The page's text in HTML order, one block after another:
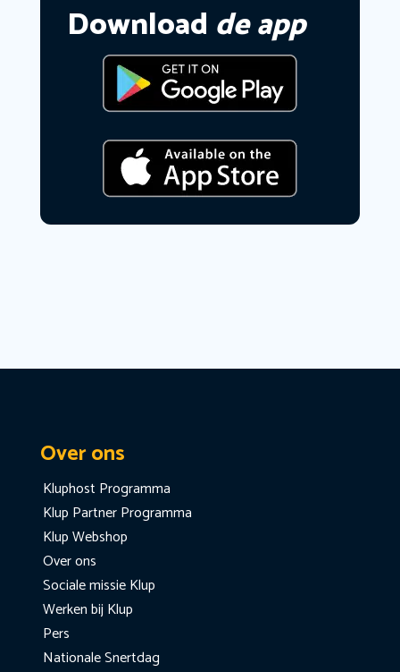
Download de app
Over ons
Kluphost Programma
Klup Partner Programma
Klup Webshop
Over ons
Sociale missie Klup
Werken bij Klup
Pers
Nationale Snertdag